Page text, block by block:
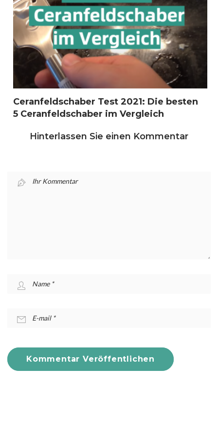
Ceranfeldschaber Test 2021: Die besten
5 Ceranfeldschaber im Vergleich
Hinterlassen Sie einen Kommentar